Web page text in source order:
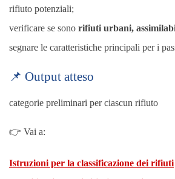
rifiuto potenziali;
verificare se sono rifiuti urbani,
segnare le caratteristiche principali per i
📌 Output atteso
categorie preliminari per ciascun rifiuto
👉 Vai a:
Istruzioni per la classificazione dei rifiuti